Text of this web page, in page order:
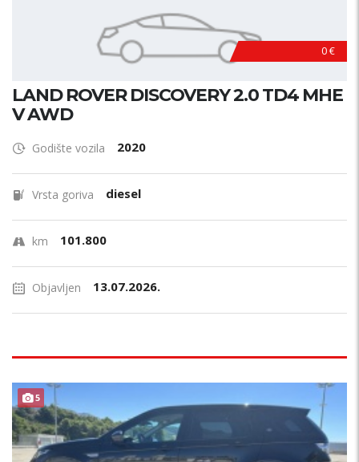
0 €
LAND ROVER DISCOVERY 2.0 TD4 MHE
V AWD
Godište vozila 2020
Vrsta goriva diesel
km 101.800
Objavljen 13.07.2026.
5